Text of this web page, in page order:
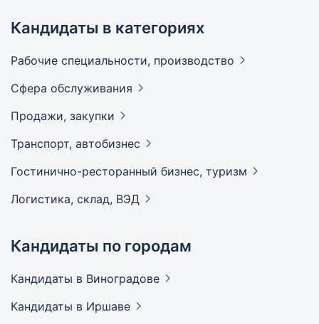
Кандидаты в категориях
Рабочие специальности, производство
Сфера обслуживания
Продажи, закупки
Транспорт, автобизнес
Гостинично-ресторанный бизнес, туризм
Логистика, склад, ВЭД
Кандидаты по городам
Кандидаты в Виноградове
Кандидаты в Иршаве